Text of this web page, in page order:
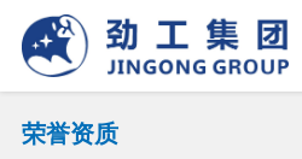
荣誉资质